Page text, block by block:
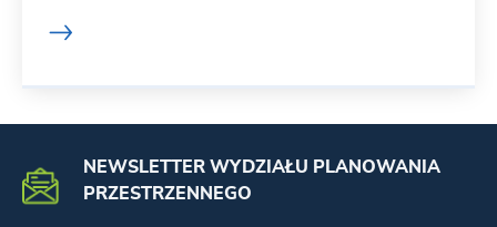
NEWSLETTER WYDZIAŁU PLANOWANIA
PRZESTRZENNEGO